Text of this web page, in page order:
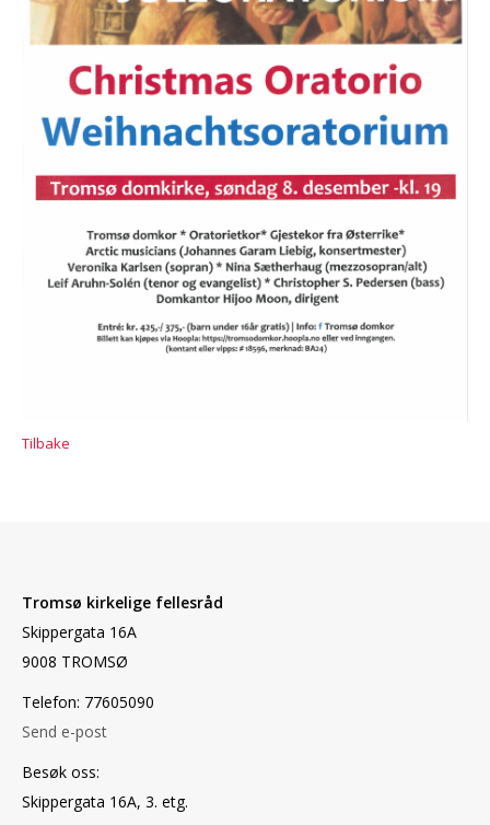
Tilbake
Tromsø kirkelige fellesråd
Skippergata 16A
9008 TROMSØ
Telefon: 77605090
Send e-post
Besøk oss:
Skippergata 16A, 3. etg.